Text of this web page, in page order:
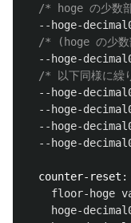
/* hoge の少
--hoge-
/* (hoge の少
--hoge-
/* 以下同様に繰
--hoge-
--hoge-
--hoge-
--hoge-
counter-reset :
floor-hoge
hoge-